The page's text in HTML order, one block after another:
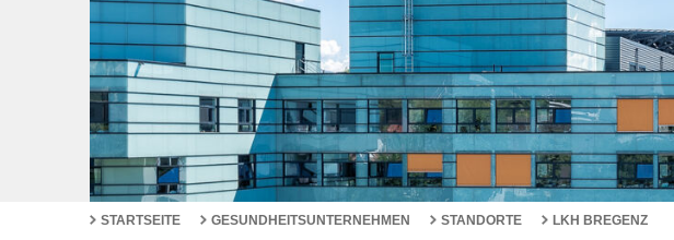
STARTSEITE GESUNDHEITSUNTERNEHMEN STANDORTE
LKH BREGENZ